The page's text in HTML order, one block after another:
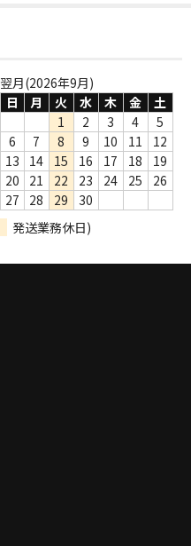
翌月(2026年9月)
日
月 火 水 木 金
土
1
2 3 4
5
6
7 8 9 10 11
12
13
14 15 16 17 18
19
20
21 22 23 24 25
26
27
28 29
30
発送業務休日)